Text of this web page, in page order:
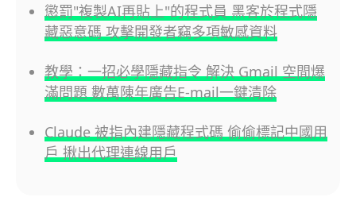
懲罰"複製AI再貼上"的程式員 黑客於程式隱
藏惡意碼 攻擊開發者竊多項敏感資料
教學：一招必學隱藏指令 解決 Gmail 空間爆
滿問題 數萬陳年廣告E-mail一鍵清除
Claude 被指內建隱藏程式碼 偷偷標記中國用
戶 揪出代理連線用戶